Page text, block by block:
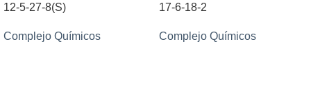
12-5-27-8(S)
Complejo Químicos
17-6-18-2
Complejo Químicos